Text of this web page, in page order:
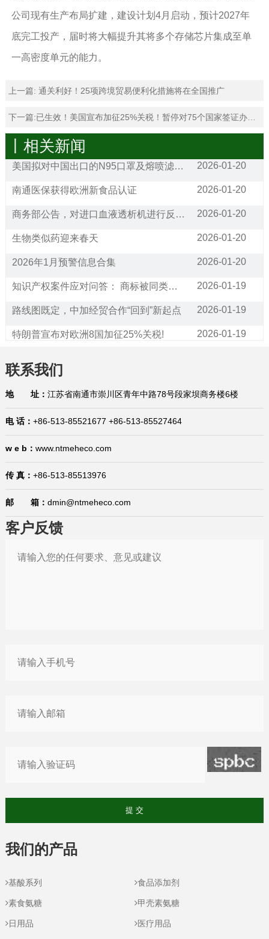
公司现有生产布局扩建，建设计划4月启动，预计2027年
底完工投产，届时将大幅提升其将多个存储芯片集成至单
一高密度单元的能力。
上一篇: 通关利好！25项跨境贸易便利化措施将在全国推广
下一篇:已生效！美国宣布加征25%关税！暂停对75个国家签证办理业务（附征税和豁免清单）
丨相关新闻
美国拟对中国出口的N95口罩及熔喷滤料发起双反调查 2026-01-20
南通医保获得欧洲新食品认证 2026-01-20
2026-01-20
生物类似药迎来春天 2026-01-20
2026年1月预警信息合集 2026-01-20
2026-01-19
路线图既定，中加经贸合作“回到”新起点 2026-01-19
特朗普宣布对欧洲8国加征25%关税! 2026-01-19
国际贸易合规问答：生产企业在代理出口业务中的权利与义务是什么？在哪里有规定？
中国宣布对美国加税，最高113%！
联系我们
地 址： 江苏省南通市崇川区青年中路78号段家坝商务楼6楼
电 话： +86-513-85521677 +86-513-85527464
w e b： www.ntmeheco.com
传 真： +86-513-85513976
邮 箱： dmin@ntmeheco.com
客户反馈
我们的产品
基酸系列 食品添加剂
素食氨糖 甲壳素氨糖
日用品 医疗用品